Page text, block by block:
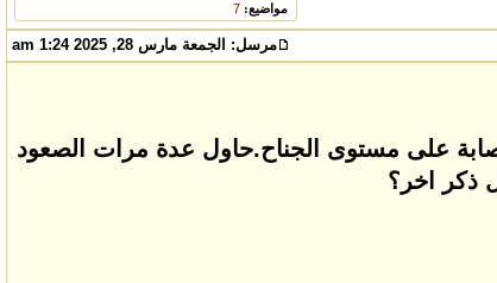
مواضيع: 7
مرسل: الجمعة مارس 28, 2025 1:24 am
اصابة على مستوى الجناح.حاول عدة مرات الصعود
ذكر اخر؟